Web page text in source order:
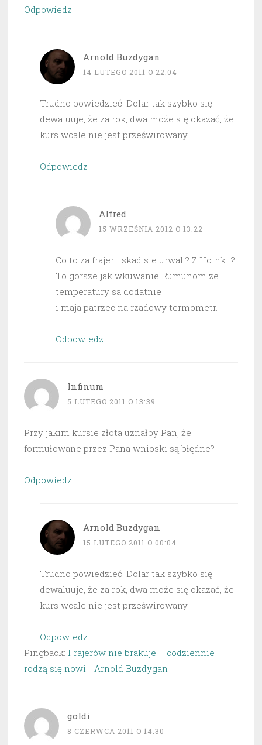
Odpowiedz
Arnold Buzdygan
14 LUTEGO 2011 O 22:04
Trudno powiedzieć. Dolar tak szybko się
dewaluuje, że za rok, dwa może się okazać, że
kurs wcale nie jest prześwirowany.
Odpowiedz
Alfred
15 WRZEŚNIA 2012 O 13:22
Co to za frajer i skad sie urwal ? Z Hoinki ?
To gorsze jak wkuwanie Rumunom ze
temperatury sa dodatnie
i maja patrzec na rzadowy termometr.
Odpowiedz
Infinum
5 LUTEGO 2011 O 13:39
Przy jakim kursie złota uznałby Pan, że
formułowane przez Pana wnioski są błędne?
Odpowiedz
Arnold Buzdygan
15 LUTEGO 2011 O 00:04
Trudno powiedzieć. Dolar tak szybko się
dewaluuje, że za rok, dwa może się okazać, że
kurs wcale nie jest prześwirowany.
Odpowiedz
Pingback: Frajerów nie brakuje – codziennie
rodzą się nowi! | Arnold Buzdygan
goldi
8 CZERWCA 2011 O 14:30